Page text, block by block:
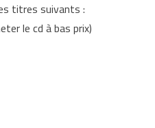
titres suivants :
le cd à bas prix)